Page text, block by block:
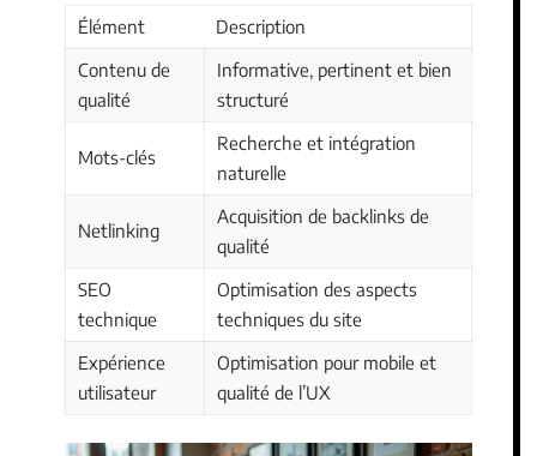
Élément
Description
Contenu de
qualité
Informative, pertinent et bien
structuré
Mots-clés
Recherche et intégration
naturelle
Netlinking
Acquisition de backlinks de
qualité
SEO
technique
Optimisation des aspects
techniques du site
Expérience
utilisateur
Optimisation pour mobile et
qualité de l’UX